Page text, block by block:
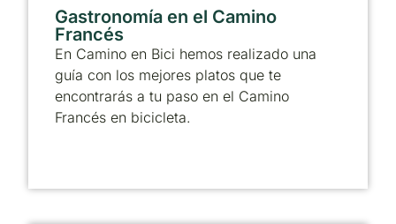
Gastronomía en el Camino
Francés
En Camino en Bici hemos realizado una
guía con los mejores platos que te
encontrarás a tu paso en el Camino
Francés en bicicleta.